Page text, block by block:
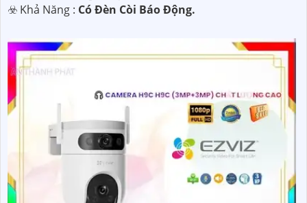
️☣️ Khả Năng : Có Đèn Còi Báo Động.